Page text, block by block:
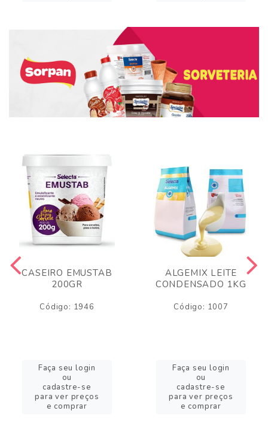
CASEIRO EMUSTAB
200GR
Código: 1946
Faça seu login
ou
cadastre-se
para ver preços
e comprar
ALGEMIX LEITE
CONDENSADO 1KG
Código: 1007
Faça seu login
ou
cadastre-se
para ver preços
e comprar